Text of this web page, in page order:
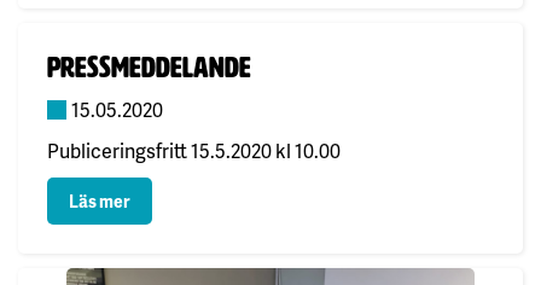
Pressmeddelande
Publicerad:
15.05.2020
Publiceringsfritt 15.5.2020 kl 10.00
Läs mer: Pressmeddelande